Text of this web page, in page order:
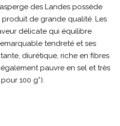
des Landes possède
de grande qualité. Les
délicate qui équilibre
tendreté et ses
diurétique, riche en fibres
pauvre en sel et très
100 g*).